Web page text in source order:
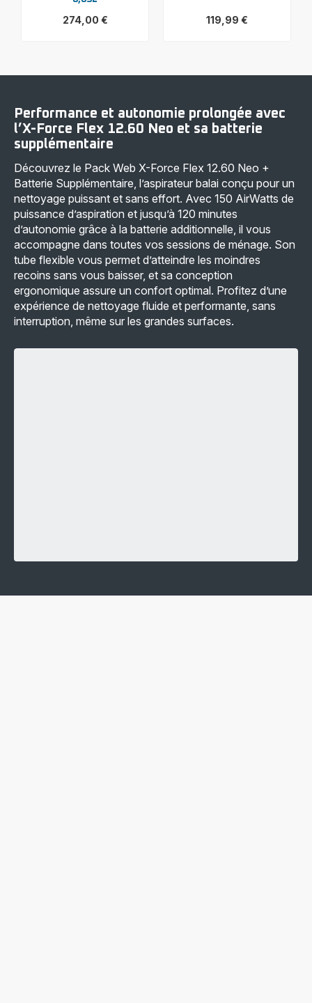
274,00 €
Force
RH9L42
Aspirateur
balai
-
AirWatts
-
60
min
d'autonomie
-
0,65L
-
274,00 €
119,99 €
25,9V
Force
Flex
12.60
119,99 €
Performance et autonomie prolongée avec
l’X-Force Flex 12.60 Neo et sa batterie
supplémentaire
Découvrez le Pack Web X-Force Flex 12.60 Neo +
Batterie Supplémentaire, l’aspirateur balai conçu pour un
nettoyage puissant et sans effort. Avec 150 AirWatts de
puissance d’aspiration et jusqu’à 120 minutes
d’autonomie grâce à la batterie additionnelle, il vous
accompagne dans toutes vos sessions de ménage. Son
tube flexible vous permet d’atteindre les moindres
recoins sans vous baisser, et sa conception
ergonomique assure un confort optimal. Profitez d’une
expérience de nettoyage fluide et performante, sans
interruption, même sur les grandes surfaces.